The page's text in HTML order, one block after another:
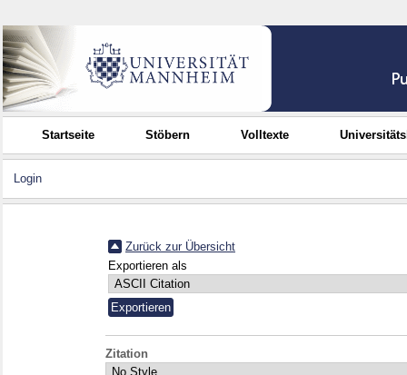
Startseite Stöbern Volltexte
Login
Zurück zur Übersicht
Exportieren als
Zitation